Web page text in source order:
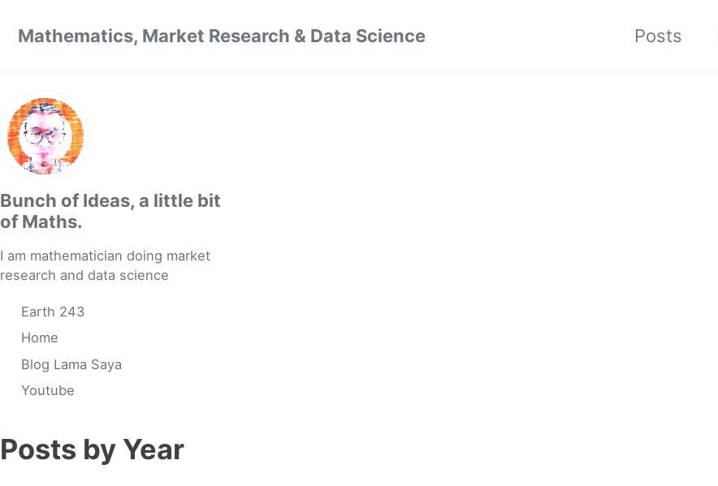
Mathematics, Market Research & Data Science
Posts
Bunch of Ideas, a little bit
of Maths.
I am mathematician doing market
research and data science
Earth 243
Home
Blog Lama Saya
Youtube
Posts by Year